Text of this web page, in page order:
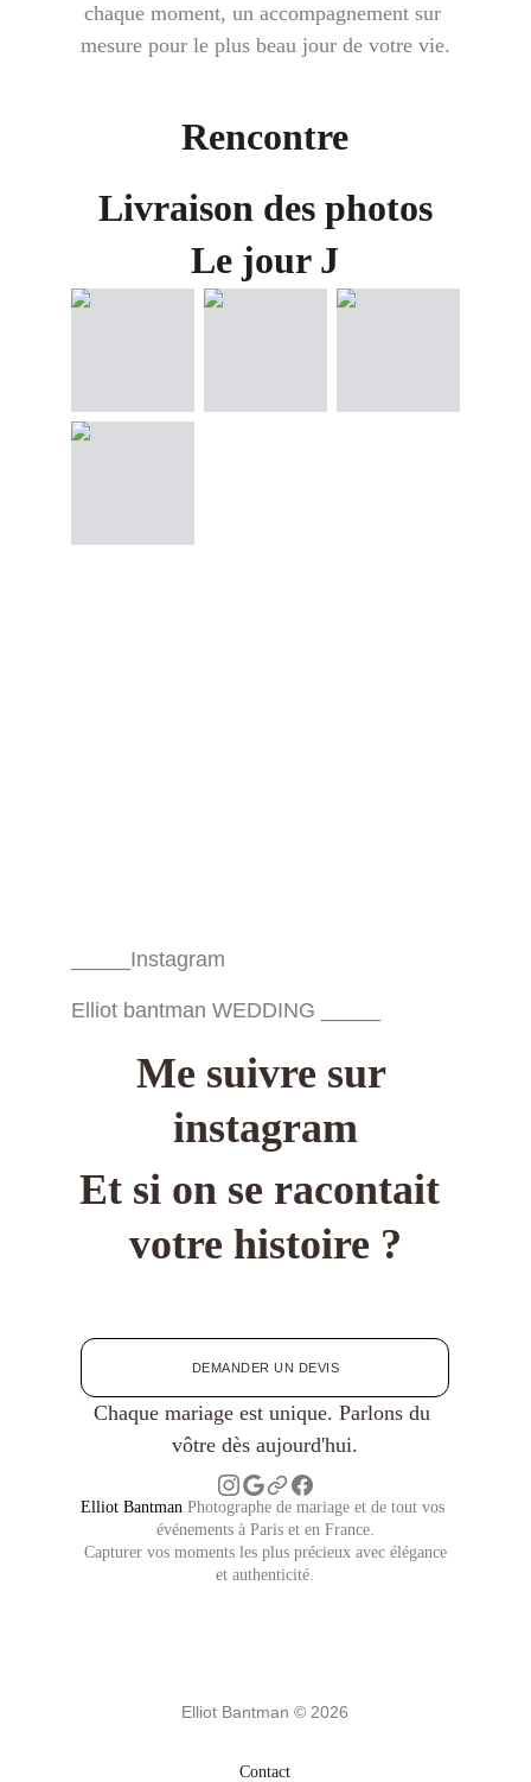
chaque moment, un accompagnement sur
mesure pour le plus beau jour de votre vie.
Rencontre
Livraison des photos
Le jour J
_____Instagram
Elliot bantman WEDDING _____
Me suivre sur
instagram
Et si on se racontait
votre histoire ?
DEMANDER UN DEVIS
Chaque mariage est unique. Parlons du
vôtre dès aujourd'hui.
Elliot Bantman © 2026
Elliot Bantman Photographe de mariage et de tout vos
événements à Paris et en France.
et authenticité.
Contact